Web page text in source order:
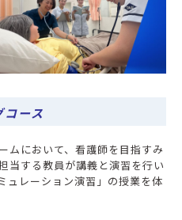
ース
ムにおいて、看護師を目指すみ
当する教員が講義と演習を行い
ュレーション演習」の授業を体